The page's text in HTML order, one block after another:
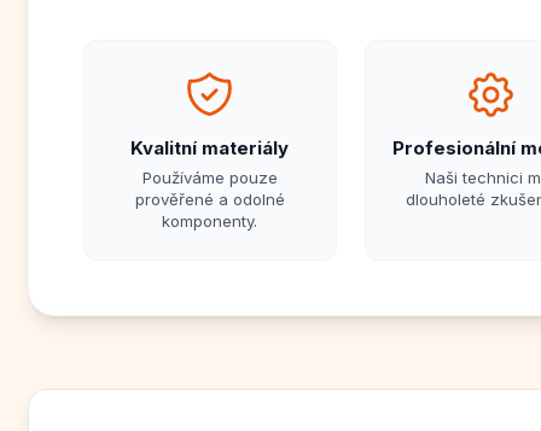
Kvalitní materiály
Používáme pouze
prověřené a odolné
komponenty.
Profesionální
Naši technici
dlouholeté